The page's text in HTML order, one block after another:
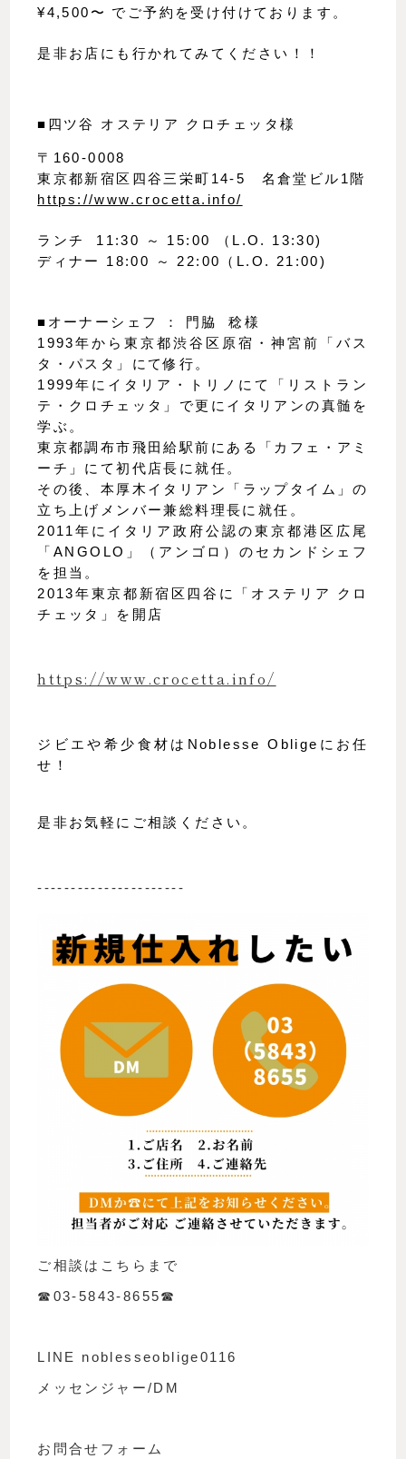
¥4,500〜 でご予約を受け付けております。
是非お店にも行かれてみてください！！
■四ツ谷 オステリア クロチェッタ様
〒160-0008
東京都新宿区四谷三栄町14-5　名倉堂ビル1階
https://www.crocetta.info/
ランチ  11:30 ～ 15:00 （L.O. 13:30)
ディナー 18:00 ～ 22:00（L.O. 21:00)
■オーナーシェフ ： 門脇  稔様
1993年から東京都渋谷区原宿・神宮前「バス
タ・パスタ」にて修行。
1999年にイタリア・トリノにて「リストラン
テ・クロチェッタ」で更にイタリアンの真髄を
学ぶ。
東京都調布市飛田給駅前にある「カフェ・アミ
ーチ」にて初代店長に就任。
その後、本厚木イタリアン「ラップタイム」の
立ち上げメンバー兼総料理長に就任。
2011年にイタリア政府公認の東京都港区広尾
「ANGOLO」（アンゴロ）のセカンドシェフ
を担当。
2013年東京都新宿区四谷に「オステリア クロ
チェッタ」を開店
https://www.crocetta.info/
ジビエや希少食材はNoblesse Obligeにお任
せ！
是非お気軽にご相談ください。
----------------------
ご相談はこちらまで
☎︎03-5843-8655☎︎
LINE noblesseoblige0116
メッセンジャー/DM
お問合せフォーム